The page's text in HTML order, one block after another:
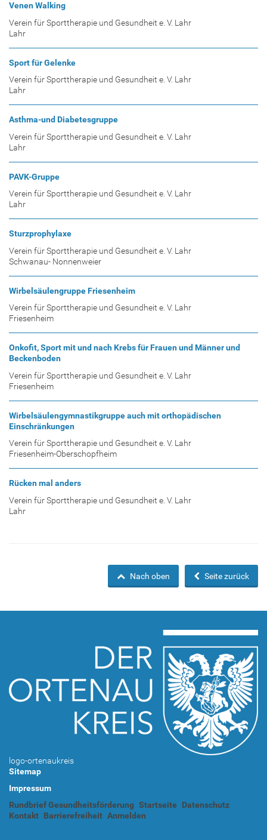
Venen Walking
Verein für Sporttherapie und Gesundheit e. V. Lahr
Lahr
Sport für Gelenke
Verein für Sporttherapie und Gesundheit e. V. Lahr
Lahr
Asthma-und Diabetesgruppe
Verein für Sporttherapie und Gesundheit e. V. Lahr
Lahr
PAVK-Gruppe
Verein für Sporttherapie und Gesundheit e. V. Lahr
Lahr
Sturzprophylaxe
Verein für Sporttherapie und Gesundheit e. V. Lahr
Schwanau- Nonnenweier
Wirbelsäulengruppe Friesenheim
Verein für Sporttherapie und Gesundheit e. V. Lahr
Friesenheim
Onkofit, Sport mit und nach Krebs für Frauen und Männer und
Beckenboden
Verein für Sporttherapie und Gesundheit e. V. Lahr
Friesenheim
Wirbelsäulengymnastikgruppe auch mit orthopädischen
Einschränkungen
Verein für Sporttherapie und Gesundheit e. V. Lahr
Friesenheim-Oberschopfheim
Rücken mal anders
Verein für Sporttherapie und Gesundheit e. V. Lahr
Lahr
Seite zurück
Nach oben
logo-ortenaukreis
Sitemap
Impressum
Rundbrief Gesundheitsförderung Startseite
Datenschutz
Kontakt Barrierefreiheit Anmelden